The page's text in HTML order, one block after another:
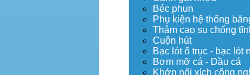
Béc phun
Phụ kiện hệ thống
Thảm cao su chống
Cuộn hút
Bạc lót ổ trục - bạc lót
Bơm mỡ cá - Dầu cá
Khớp nối xích công